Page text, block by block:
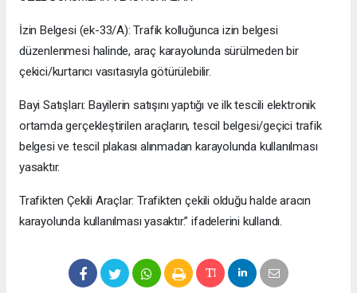
İzin Belgesi (ek-33/A): Trafik kolluğunca izin belgesi
düzenlenmesi halinde, araç karayolunda sürülmeden bir
çekici/kurtarıcı vasıtasıyla götürülebilir.
Bayi Satışları: Bayilerin satışını yaptığı ve ilk tescili elektronik
ortamda gerçekleştirilen araçların, tescil belgesi/geçici trafik
belgesi ve tescil plakası alınmadan karayolunda kullanılması
yasaktır.
Trafikten Çekili Araçlar: Trafikten çekili olduğu halde aracın
karayolunda kullanılması yasaktır.” ifadelerini kullandı.